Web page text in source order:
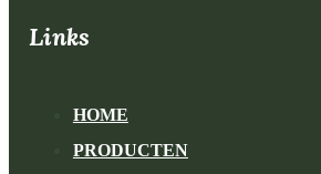
Links
HOME
PRODUCTEN